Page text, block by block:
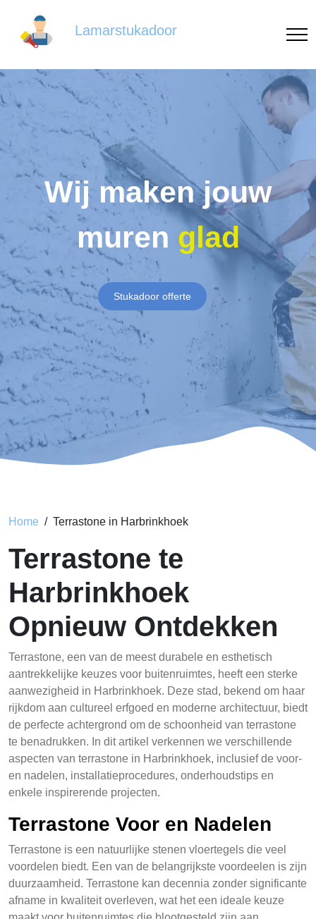
Lamarstukadoor
Wij maken jouw
muren glad
Stukadoor offerte
Home Terrastone in Harbrinkhoek
Terrastone te
Harbrinkhoek
Opnieuw Ontdekken
Terrastone, een van de meest durabele en esthetisch
aantrekkelijke keuzes voor buitenruimtes, heeft een sterke
aanwezigheid in Harbrinkhoek. Deze stad, bekend om haar
rijkdom aan cultureel erfgoed en moderne architectuur, biedt
de perfecte achtergrond om de schoonheid van terrastone
te benadrukken. In dit artikel verkennen we verschillende
aspecten van terrastone in Harbrinkhoek, inclusief de voor-
en nadelen, installatieprocedures, onderhoudstips en
enkele inspirerende projecten.
Terrastone Voor en Nadelen
Terrastone is een natuurlijke stenen vloertegels die veel
voordelen biedt. Een van de belangrijkste voordeelen is zijn
duurzaamheid. Terrastone kan decennia zonder significante
afname in kwaliteit overleven, wat het een ideale keuze